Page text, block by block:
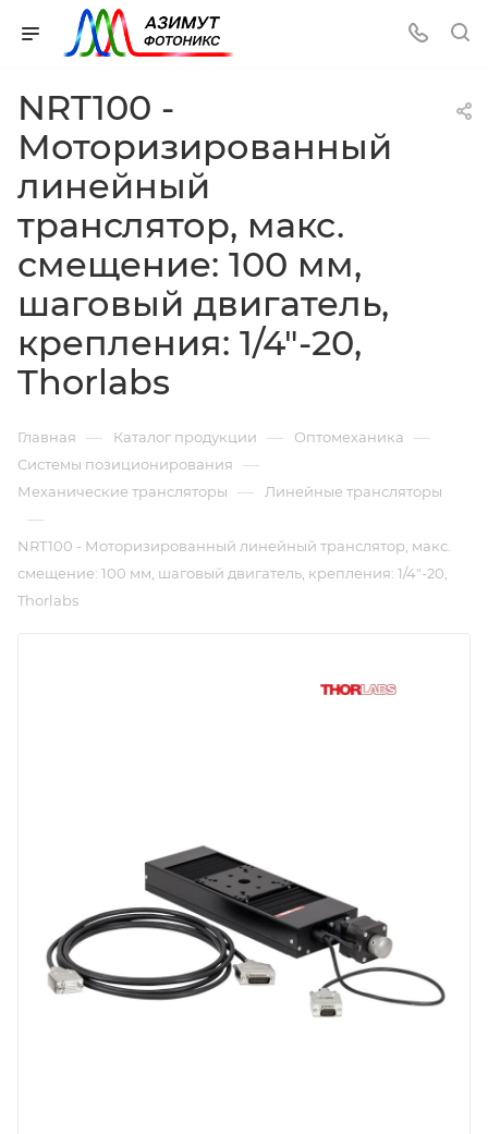
NRT100 -
Моторизированный
линейный
транслятор, макс.
смещение: 100 мм,
шаговый двигатель,
крепления: 1/4"-20,
Thorlabs
Главная — Каталог продукции — Оптомеханика —
Системы позиционирования —
Механические трансляторы — Линейные трансляторы
—
NRT100 - Моторизированный линейный транслятор, макс.
смещение: 100 мм, шаговый двигатель, крепления: 1/4"-20,
Thorlabs